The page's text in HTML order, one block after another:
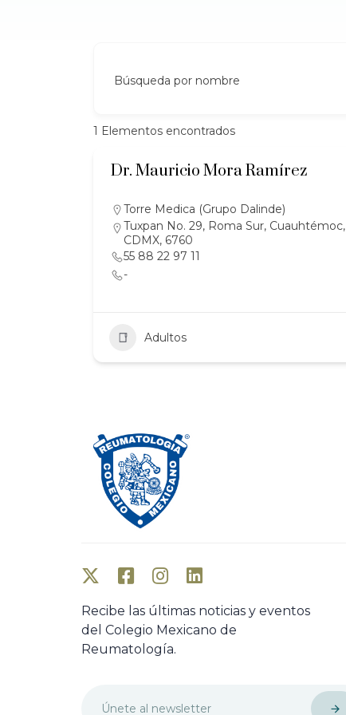
Búsqueda por nombre
1 Elementos encontrados
Dr. Mauricio Mora Ramírez
Torre Medica (Grupo Dalinde)
Tuxpan No. 29, Roma Sur, Cuauhtémoc,
CDMX, 6760
55 88 22 97 11
-
Adultos
Recibe las últimas noticias y eventos
del Colegio Mexicano de
Reumatología.